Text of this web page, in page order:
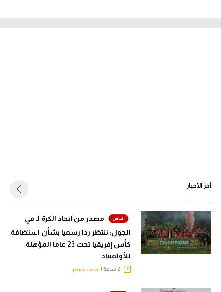
أخر الأخبار
مصدر من اتحاد الكرة لـ في
الجول: ننتظر ردا رسميا بشأن استضافة
كأس إفريقيا تحت 23 عاما المؤهلة
للأولمبياد
منتخب مصر